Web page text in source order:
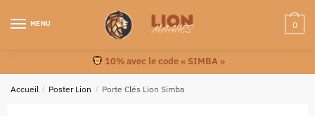
MENU 0
10% avec le code « SIMBA »
Accueil / Poster Lion / Porte Clés Lion Simba